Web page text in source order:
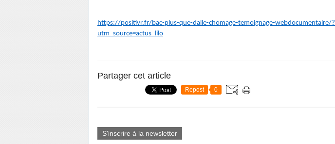
https://positivr.fr/bac-plus-que-dalle-chomage-temoignage-webdocumentaire/?
utm_source=actus_lilo
Partager cet article
Repost 0
S'inscrire à la newsletter